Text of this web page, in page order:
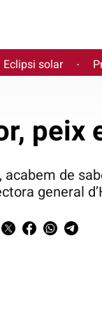
Eclipsi solar ·
peix
de
general